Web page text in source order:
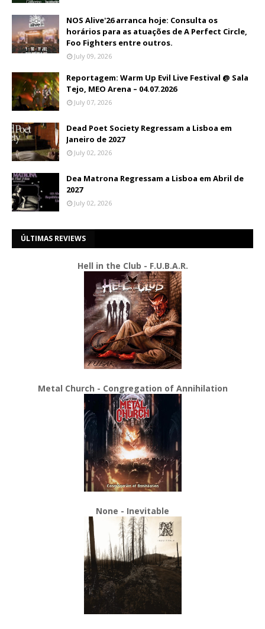
NOS Alive'26 arranca hoje: Consulta os
horários para as atuações de A Perfect Circle,
Foo Fighters entre outros.
July 09, 2026
Reportagem: Warm Up Evil Live Festival @ Sala
Tejo, MEO Arena – 04.07.2026
July 07, 2026
Dead Poet Society Regressam a Lisboa em
Janeiro de 2027
July 02, 2026
Dea Matrona Regressam a Lisboa em Abril de
2027
July 02, 2026
ÚLTIMAS REVIEWS
Hell in the Club - F.U.B.A.R.
Metal Church - Congregation of Annihilation
None - Inevitable